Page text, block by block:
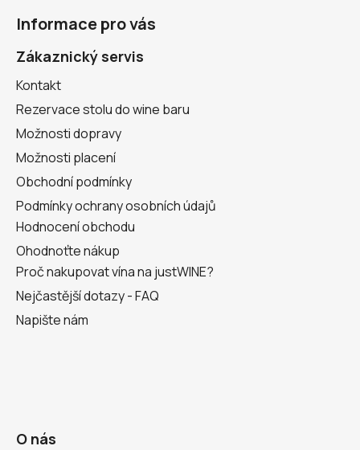
Informace pro vás
Zákaznický servis
Kontakt
Rezervace stolu do wine baru
Možnosti dopravy
Možnosti placení
Obchodní podmínky
Podmínky ochrany osobních údajů
Hodnocení obchodu
Ohodnoťte nákup
Proč nakupovat vína na justWINE?
Nejčastější dotazy - FAQ
Napište nám
O nás